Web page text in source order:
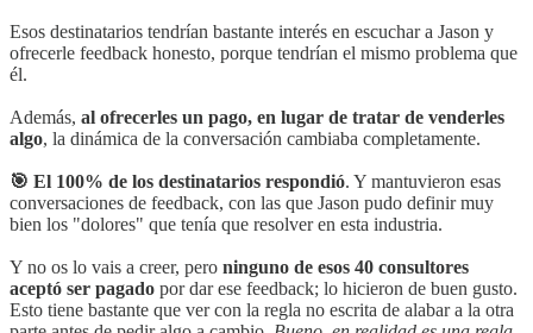
Esos destinatarios tendrían bastante interés en escuchar a Jason y
ofrecerle feedback honesto, porque tendrían el mismo problema que
él.
Además, al ofrecerles un pago, en lugar de tratar de venderles
algo, la dinámica de la conversación cambiaba completamente.
🎯 El 100% de los destinatarios respondió. Y mantuvieron esas
conversaciones de feedback, con las que Jason pudo definir muy
bien los "dolores" que tenía que resolver en esta industria.
Y no os lo vais a creer, pero ninguno de esos 40 consultores
aceptó ser pagado por dar ese feedback; lo hicieron de buen gusto.
Esto tiene bastante que ver con la regla no escrita de alabar a la otra